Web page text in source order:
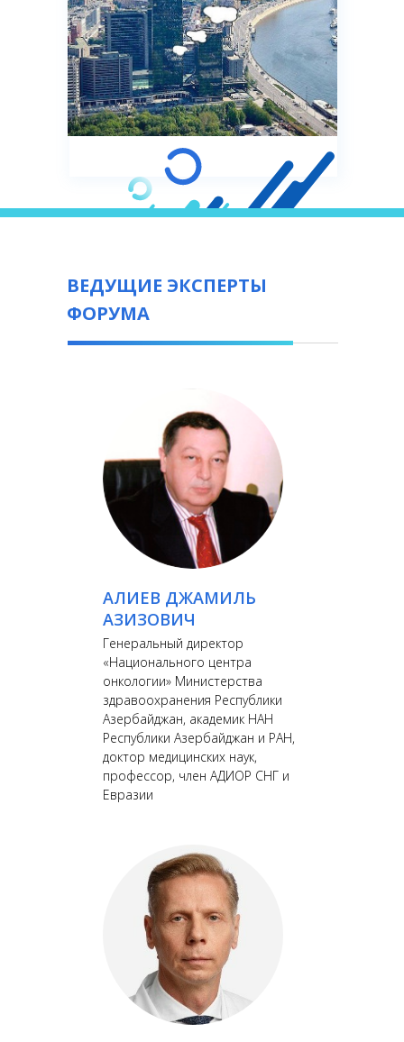
ВЕДУЩИЕ ЭКСПЕРТЫ
ФОРУМА
АЛИЕВ ДЖАМИЛЬ
АЗИЗОВИЧ
Генеральный директор
«Национального центра
онкологии» Министерства
здравоохранения Республики
Азербайджан, академик НАН
Республики Азербайджан и РАН,
доктор медицинских наук,
профессор, член АДИОР СНГ и
Евразии